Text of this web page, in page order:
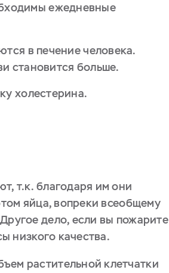
ежедневные
в печение человека.
становится больше.
холестерина.
т.к. благодаря им они
яйца, вопреки всеобщему
дело, если вы пожарите
низкого качества.
растительной клетчатки